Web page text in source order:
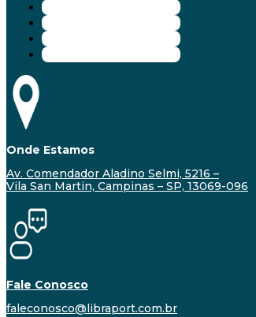
Onde Estamos
Av. Comendador Aladino Selmi, 5216 –
Vila San Martin, Campinas – SP, 13069-096
Fale Conosco
faleconosco@libraport.com.br